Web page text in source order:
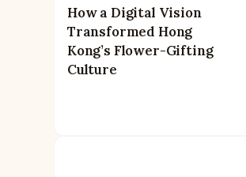
How a Digital Vision
Transformed Hong
Kong’s Flower-Gifting
Culture